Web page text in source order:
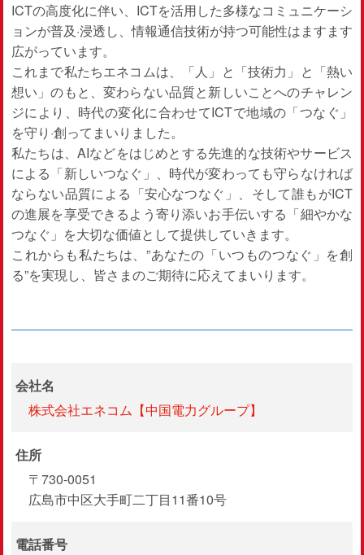
ICTの高度化に伴い、ICTを活用した多様なコミュニケーシ
ョンが普及·浸透し、情報通信技術が持つ可能性はますます
広がっています。
これまで私たちエネコムは、「人」と「技術力」と「熱い
想い」のもと、変わらない品質と新しいことへのチャレン
ジにより、時代の変化に合わせてICTで地域の「つなぐ」
を守り·創ってまいりました。
私たちは、AIなどをはじめとする先進的な技術やサービス
による「新しいつなぐ」、時代が変わっても守らなければ
ならない品質による「安心なつなぐ」、そして誰もがICT
の進展を享受できるよう寄り添いお手伝いする「細やかな
つなぐ」を大切な価値として提供していきます。
これからも私たちは、”あなたの「いつものつなぐ」を創
る”を実現し、皆さまのご期待に応えてまいります。
会社名
株式会社エネコム【中国電力グループ】
住所
〒730-0051
広島市中区大手町二丁目11番10号
電話番号